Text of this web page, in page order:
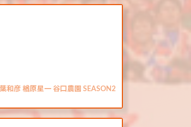
和彦 楢原星一 谷口農園 SEASON2